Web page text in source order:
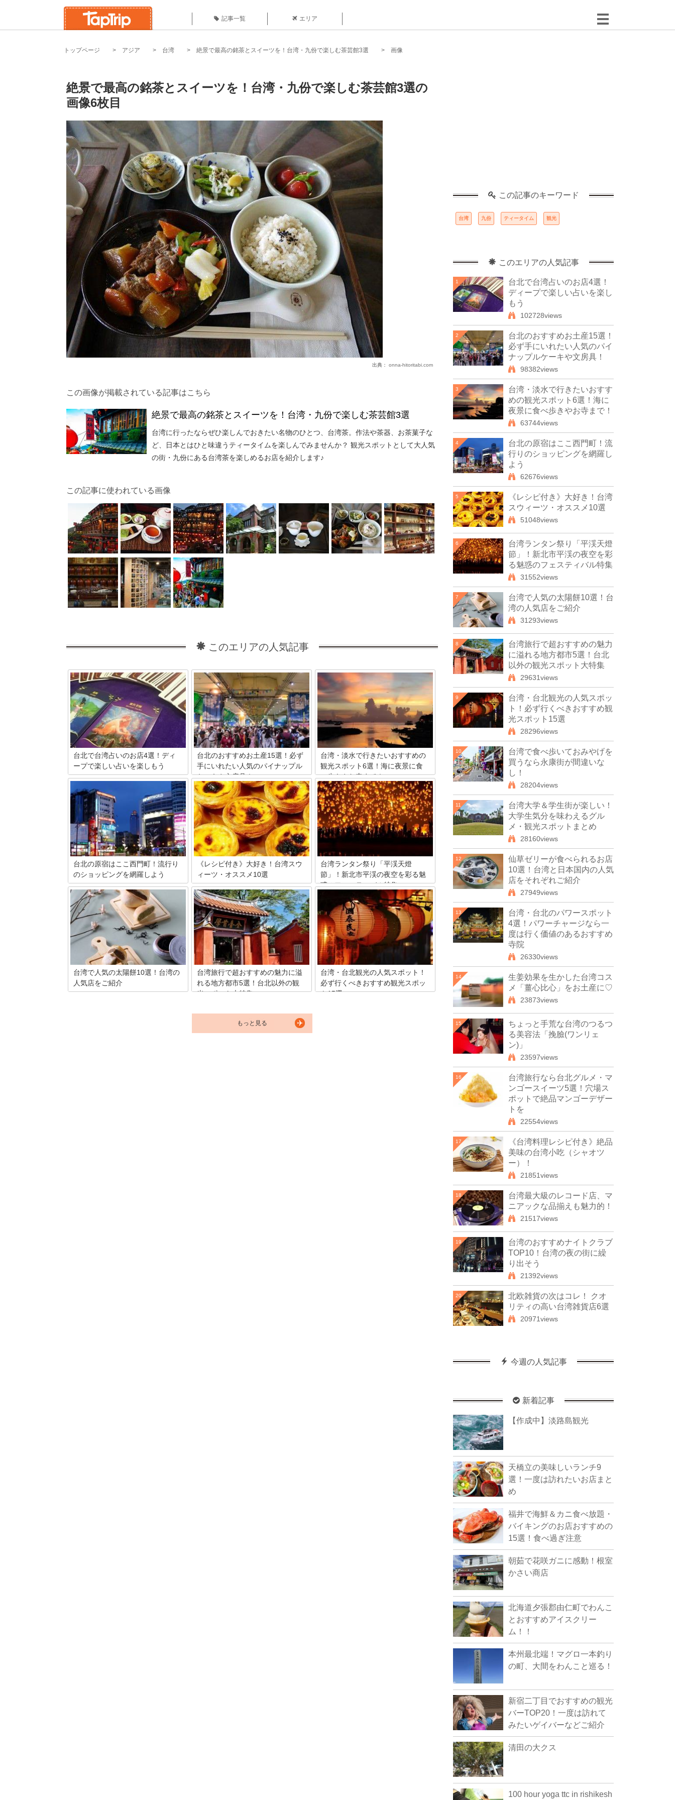
記事一覧 エリア
トップページ アジア 台湾 絶景で最高の銘茶とスイーツを！台湾・九份で楽しむ茶芸館3選 画像
絶景で最高の銘茶とスイーツを！台湾・九份で楽しむ茶芸館3選の
画像6枚目
出典： onna-hitoritabi.com
この画像が掲載されている記事はこちら
絶景で最高の銘茶とスイーツを！台湾・九份で楽しむ茶芸館3選
台湾に行ったならぜひ楽しんでおきたい名物のひとつ、台湾茶。作法や茶器、お茶菓子な
ど、日本とはひと味違うティータイムを楽しんでみませんか？ 観光スポットとして大人気
の街・九份にある台湾茶を楽しめるお店を紹介します♪
この記事に使われている画像
このエリアの人気記事
台北で台湾占いのお店4選！ディ
ープで楽しい占いを楽しもう
高い的中率を誇るといわれる台湾占い。
日本とはひと味違うディープな占いを体
験してみませんか？台北にある観光客で
も利用しやすく、クチコミでも評判の高
いお店を厳選して紹介します。
台北のおすすめお土産15選！必ず
手にいれたい人気のパイナップル
ケーキや文房具！
日本からほど近く女子旅にも人気の台
北。アジア有数の大都市で、観光スポッ
トもたくさん。週末を利用して、リフレ
ッシュしたい人に人気の観光地でもあり
ます。そんな台北でゲットしたい最新の
お土産をピックアップしてみました。
台湾・淡水で行きたいおすすめの
観光スポット6選！海に夜景に食
べ歩きやお寺まで！
台湾八景のひとつに数えられ、「東方の
ベニス」と称されている「淡水（タンシ
ェ）」。 台北地区を代表する絶景が見ら
れるスポットとして有名です。 今回は
「淡水」のおすすめスポットをご紹介し
ていきます。
台北の原宿はここ西門町！流行り
のショッピングを網羅しよう
なんと言っても若者で賑わっている流行
発信タウン！ MRT西門駅6番出口を出た
らそこはもう繁華街！西門町の５つのお
さえておきたいポイントをご紹介！
《レシピ付き》大好き！台湾スウ
ィーツ・オススメ10選
みんな大好き！台湾グルメの食べ歩き♡
日本からも近い台湾だからこそできる、
海外ショートトリップのメッカ台湾の絶
品スイーツをご紹介します。
台湾ランタン祭り「平渓天燈
節」！新北市平渓の夜空を彩る魅
惑のフェスティバル特集
一生に一度は訪れたい幻想的なお祭り
「平渓天燈節」。 台湾の新北市平渓で開
催され、夜空を無数のランタンが埋め尽
くします。そんな、年に一度の美しすぎ
るランタン祭り「平渓天燈節」の魅力を
たっぷりとご紹介します！
台湾で人気の太陽餅10選！台湾の
人気店をご紹介
台湾旅行で超おすすめの魅力に溢
れる地方都市5選！台北以外の観
光スポット大特集
名！金銭的にも比較的気軽に行けるの
で、海外旅行ビギナーをはじめ日本人の
旅行客が比較的多くみられる国の一つで
台湾・台北観光の人気スポット！
必ず行くべきおすすめ観光スポッ
ト15選
もっと見る
この記事のキーワード
台湾 九份 ティータイム 観光
このエリアの人気記事
1
台北で台湾占いのお店4選！
ディープで楽しい占いを楽し
もう
102728views
2
台北のおすすめお土産15選！
必ず手にいれたい人気のパイ
ナップルケーキや文房具！
98382views
3
台湾・淡水で行きたいおすす
めの観光スポット6選！海に
夜景に食べ歩きやお寺まで！
63744views
4
台北の原宿はここ西門町！流
行りのショッピングを網羅し
よう
62676views
5
《レシピ付き》大好き！台湾
スウィーツ・オススメ10選
51048views
6
台湾ランタン祭り「平渓天燈
節」！新北市平渓の夜空を彩
る魅惑のフェスティバル特集
31552views
7
台湾で人気の太陽餅10選！台
湾の人気店をご紹介
31293views
8
台湾旅行で超おすすめの魅力
に溢れる地方都市5選！台北
以外の観光スポット大特集
29631views
9
台湾・台北観光の人気スポッ
ト！必ず行くべきおすすめ観
光スポット15選
28296views
10
台湾で食べ歩いておみやげを
買うなら永康街が間違いな
し！
28204views
11
台湾大学＆学生街が楽しい！
大学生気分を味わえるグル
メ・観光スポットまとめ
28160views
12
仙草ゼリーが食べられるお店
10選！台湾と日本国内の人気
店をそれぞれご紹介
27949views
13
台湾・台北のパワースポット
4選！パワーチャージなら一
度は行く価値のあるおすすめ
寺院
26330views
14
生姜効果を生かした台湾コス
メ「薑心比心」をお土産に♡
23873views
15
ちょっと手荒な台湾のつるつ
る美容法「挽臉(ワンリェ
ン)」
23597views
16
台湾旅行なら台北グルメ・マ
ンゴースイーツ5選！穴場ス
ポットで絶品マンゴーデザー
トを
22554views
17
《台湾料理レシピ付き》絶品
美味の台湾小吃（シャオツ
ー）！
21851views
18
台湾最大級のレコード店、マ
ニアックな品揃えも魅力的！
21517views
19
台湾のおすすめナイトクラブ
TOP10！台湾の夜の街に繰
り出そう
21392views
20
北欧雑貨の次はコレ！ クオ
リティの高い台湾雑貨店6選
20971views
今週の人気記事
新着記事
【作成中】淡路島観光
天橋立の美味しいランチ9
選！一度は訪れたいお店まと
め
福井で海鮮＆カニ食べ放題・
バイキングのお店おすすめの
15選！食べ過ぎ注意
朝茹で花咲ガニに感動！根室
かさい商店
北海道夕張郡由仁町でわんこ
とおすすめアイスクリー
ム！！
本州最北端！マグロ一本釣り
の町、大間をわんこと巡る！
新宿二丁目でおすすめの観光
バーTOP20！一度は訪れて
みたいゲイバーなどご紹介
清田の大クス
100 hour yoga ttc in rishikesh